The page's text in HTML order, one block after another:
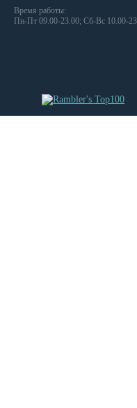
Время работы:
Пн-Пт 09.00-23.00; Сб-Вс 10.00-